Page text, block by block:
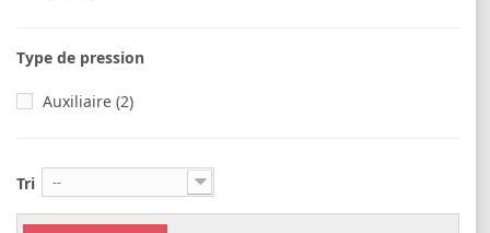
Type de pression
Auxiliaire (2)
Tri --